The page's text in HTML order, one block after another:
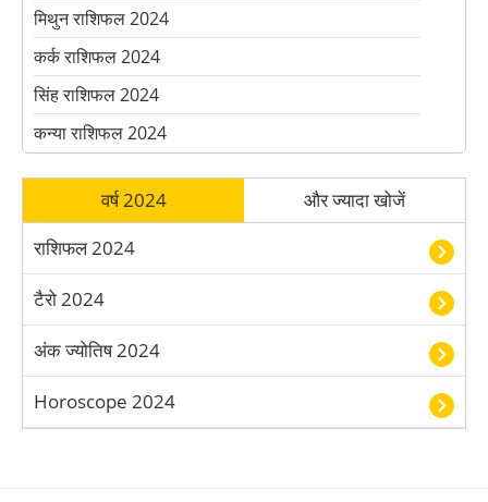
मिथुन राशिफल 2024
कर्क राशिफल 2024
सिंह राशिफल 2024
कन्या राशिफल 2024
वृश्चिक राशिफल 2024
धनु राशिफल 2024
कुंभ राशिफल 2024
मीन राशिफल 2024
वर्ष 2024
और ज्यादा खोजें
राशिफल 2024
टैरो 2024
अंक ज्योतिष 2024
Horoscope 2024